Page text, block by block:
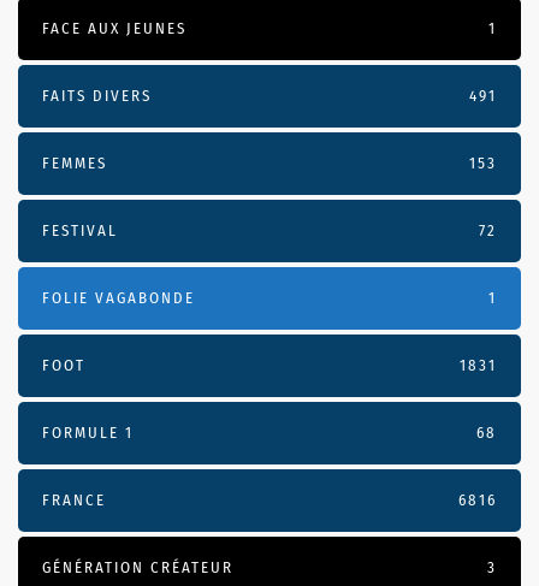
FACE AUX JEUNES 1
FAITS DIVERS 491
FEMMES 153
FESTIVAL 72
FOLIE VAGABONDE 1
FOOT 1831
FORMULE 1 68
FRANCE 6816
GÉNÉRATION CRÉATEUR 3